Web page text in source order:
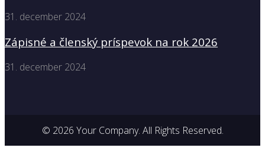
31. december 2024
Zápisné a členský príspevok na rok 2026
31. december 2024
© 2026 Your Company. All Rights Reserved.